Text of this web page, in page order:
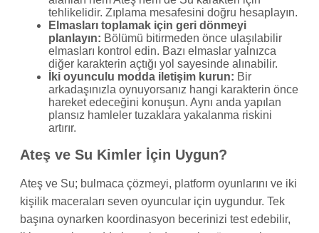
tehlikelidir. Zıplama mesafesini doğru hesaplayın.
Elmasları toplamak için geri dönmeyi
planlayın: Bölümü bitirmeden önce ulaşılabilir
elmasları kontrol edin. Bazı elmaslar yalnızca
diğer karakterin açtığı yol sayesinde alınabilir.
İki oyunculu modda iletişim kurun: Bir
arkadaşınızla oynuyorsanız hangi karakterin önce
hareket edeceğini konuşun. Aynı anda yapılan
plansız hamleler tuzaklara yakalanma riskini
artırır.
Ateş ve Su Kimler İçin Uygun?
Ateş ve Su; bulmaca çözmeyi, platform oyunlarını ve iki
kişilik maceraları seven oyuncular için uygundur. Tek
başına oynarken koordinasyon becerinizi test edebilir,